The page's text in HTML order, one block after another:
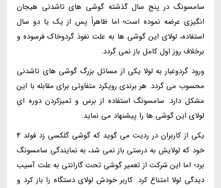
سامسونگ در پنج سال گذشته گوشی های تاشدنی هیجان
انگیزی عرضه نموده است؛ اما ظاهراً پس از یک یا دو سال
استفاده، لولای این گوشی ها به علت نفوذ گردوخاک فرسوده و
برخلاف روز اول کامل باز نمی گردد.
ورود گردوغبار به لولا یکی از مسائل بزرگ گوشی های تاشدنی
محسوب می گردد. هر برندی رویکرد متفاوتی برای مقابله با این
مشکل دارد. سامسونگ استفاده از برس و تمیزکردن دوره ایِ
لولای این گوشی ها را پیشنهاد می نماید.
یکی از کاربران در ردیت می گوید که گوشی گلکسی زد فولد 4
خود که لولایش به درستی باز نمی شد، به نمایندگی سامسونگ
برد؛ اما این شرکت از تعمیر گوشی تحت گارانتی به علت آسیب
دیدگی لولا امتناع کرد. کاربر خودش لولای دستگاه را باز کرد و